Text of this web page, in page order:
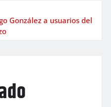
González a usuarios del